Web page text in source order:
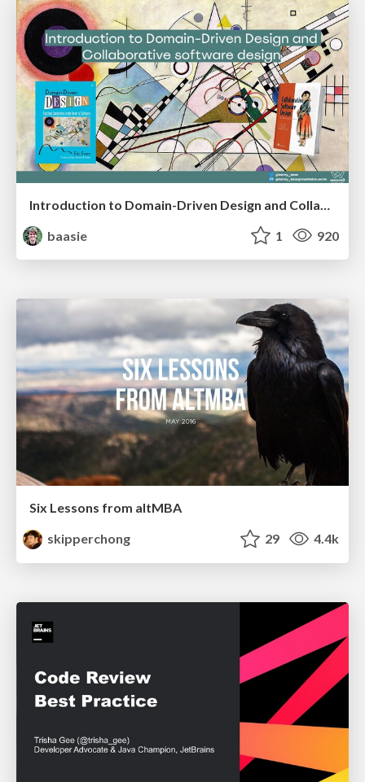
baasie
1 920
Six Lessons from altMBA
skipperchong
29 4.4k